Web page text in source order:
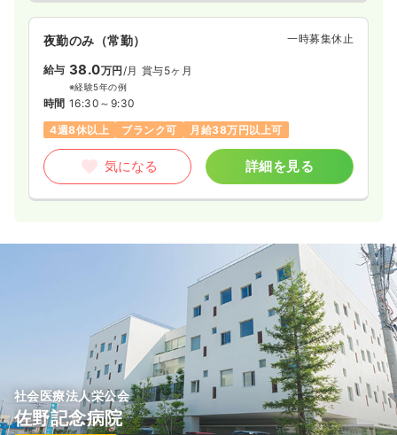
夜勤のみ（常勤） 一時募集休止
給与 38.0万円/月 賞与5ヶ月
※経験5年の例
時間 16:30～9:30
4週8休以上
ブランク可 月給38万円以上可
気になる 詳細を見る
社会医療法人栄公会
佐野記念病院